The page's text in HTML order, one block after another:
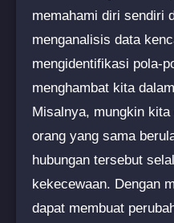
memahami diri sendiri
menganalisis data
mengidentifikasi pola-
menghambat kita
Misalnya, mungkin
orang yang sama
hubungan tersebut
kekecewaan. Dengan
dapat membuat